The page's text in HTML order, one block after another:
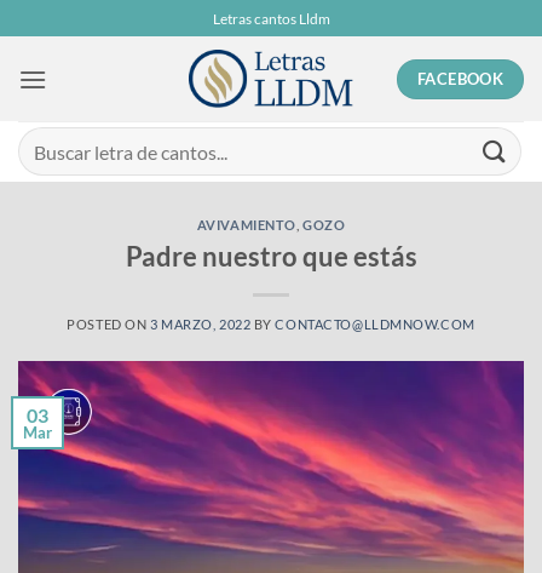
to
content
Letras cantos Lldm
FACEBOOK
AVIVAMIENTO ,GOZO
Padre nuestro que estás
POSTED ON 3 MARZO, 2022 BYCONTACTO@LLDMNOW.COM
03
Mar